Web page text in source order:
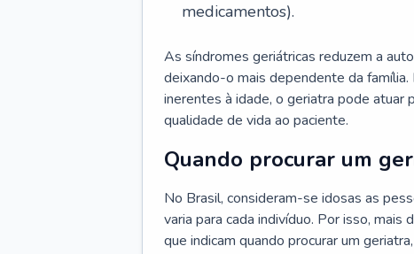
medicamentos).
As síndromes geriátricas reduzem a
deixando-o mais dependente da
inerentes à idade, o geriatra pode atuar
qualidade de vida ao paciente.
Quando procurar um
No Brasil, consideram-se idosas as
varia para cada indivíduo. Por isso, mais
que indicam quando procurar um